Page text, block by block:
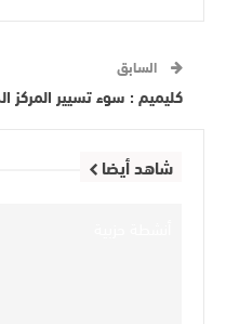
السابق
كليميم : سوء تسيير
شاهد أيضا